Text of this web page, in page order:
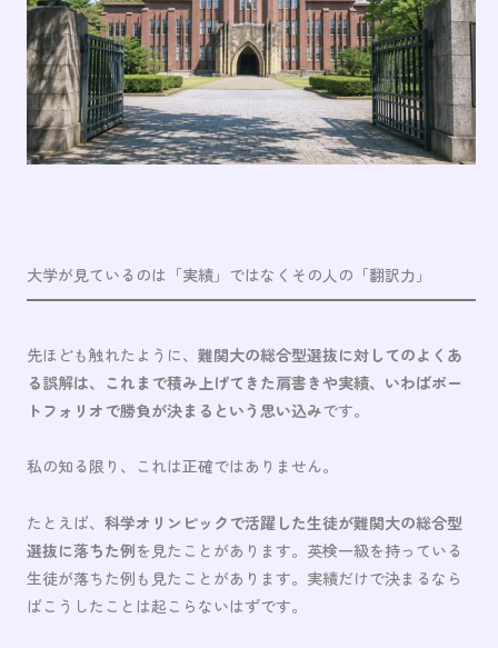
大学が見ているのは「実績」ではなくその人の「翻訳力」
先ほども触れたように、難関大の総合型選抜に対してのよくあ
る誤解は、これまで積み上げてきた肩書きや実績、いわばポー
トフォリオで勝負が決まるという思い込みです。
私の知る限り、これは正確ではありません。
たとえば、科学オリンピックで活躍した生徒が難関大の総合型
選抜に落ちた例を見たことがあります。英検一級を持っている
生徒が落ちた例も見たことがあります。実績だけで決まるなら
ばこうしたことは起こらないはずです。